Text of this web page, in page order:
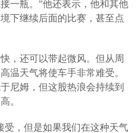
一瓶。”他还表示，他和其他
下继续后面的比赛，甚至点
，还可以带起微风。但从周
温天气将使车手非常难受。
尼姆，但这股热浪会持续到
。
受，但是如果我们在这种天气